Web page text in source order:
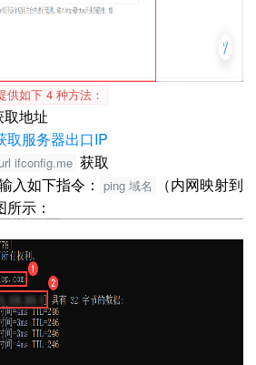
如下 4 种方法：
取地址
取服务器出口IP
ifconfig.me 获取
入如下指令： ping 域名
（内网映射到
示：